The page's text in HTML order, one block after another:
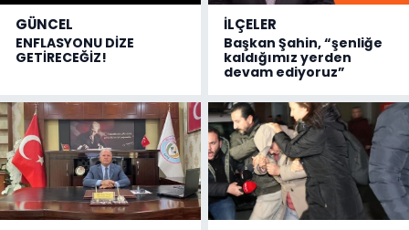
GÜNCEL
ENFLASYONU DİZE
GETİRECEĞİZ!
İLÇELER
Başkan Şahin, “şenliğe
kaldığımız yerden
devam ediyoruz”